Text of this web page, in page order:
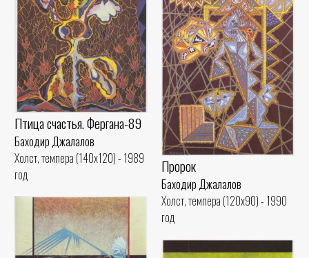
Птица счастья. Фергана-89
Баходир Джалалов
Холст, темпера (140x120) - 1989
год
Пророк
Баходир Джалалов
Холст, темпера (120x90) - 1990
год